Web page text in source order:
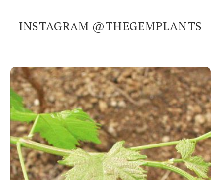
INSTAGRAM @THEGEMPLANTS